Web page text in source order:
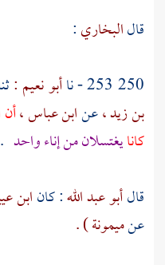
قالالبخاري:
250 253 - نا
أبو نعيم :
بن زيد ،عنابن عباس ،
كانايغتسلان من إناء واحد .
قالأبو عبد الله: كانابن
عنميمونة ) .